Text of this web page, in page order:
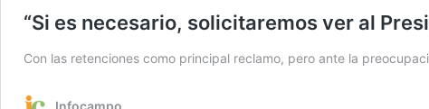
“Si es necesario, solicitaremos ver al
Con las retenciones como principal reclamo, pero ante la
Infocampo